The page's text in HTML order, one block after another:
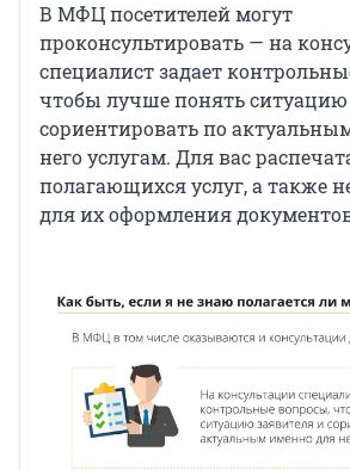
В МФЦ посетителей могут
проконсультировать — на
специалист задает
чтобы лучше понять ситуацию
сориентировать по
него услугам. Для вас
полагающихся услуг, а также
для их оформления